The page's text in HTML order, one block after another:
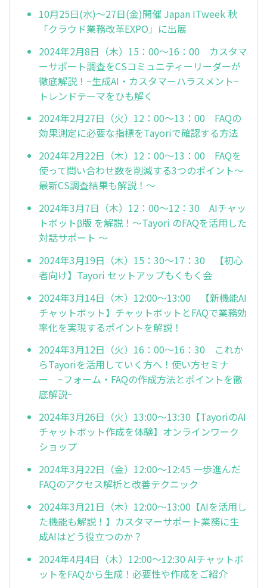
10月25日(水)～27日(金)開催 Japan ITweek 秋
「クラウド業務改革EXPO」に出展
2024年2月8日（木）15：00～16：00 カスタマ
ーサポート調査をCSコミュニティーリーダーが
徹底解説！~生成AI・カスタマーハラスメント~
トレンドテーマをひも解く
2024年2月27日（火）12：00～13：00 FAQの
効果測定に必要な指標をTayoriで確認する方法
2024年2月22日（木）12：00～13：00 FAQを
使って問い合わせ数を削減する3つのポイント～
最新CS調査結果も解説！～
2024年3月7日（木）12：00～12：30 AIチャッ
トボットβ版 を解説！～Tayori のFAQを活用した
対話サポート ～
2024年3月19日（木）15：30～17：30 【初心
者向け】Tayori セットアップもくもく会
2024年3月14日（木）12:00～13:00 【新機能AI
チャットボット】チャットボットとFAQで業務効
率化を実現するポイントを解説！
2024年3月12日（火）16：00～16：30 これか
らTayoriを活用していく方へ！使い方セミナ
ー ~フォーム・FAQの作成方法とポイントを徹
底解説~
2024年3月26日（火）13:00～13:30【TayoriのAI
チャットボット作成を体験】オンラインワーク
ショップ
2024年3月22日（金）12:00～12:45 一歩進んだ
FAQのアクセス解析と改善テクニック
2024年3月21日（木）12:00～13:00【AIを活用し
た機能も解説！】カスタマーサポート業務に生
成AIはどう役立つのか？
2024年4月4日（木）12:00～12:30 AIチャットボ
ットをFAQから生成！必要性や作成をご紹介